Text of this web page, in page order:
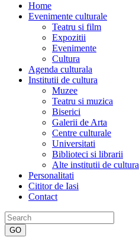
Home
Evenimente culturale
Teatru si film
Expozitii
Evenimente
Cultura
Agenda culturala
Institutii de cultura
Muzee
Teatru si muzica
Biserici
Galerii de Arta
Centre culturale
Universitati
Biblioteci si librarii
Alte institutii de cultura
Personalitati
Cititor de Iasi
Contact